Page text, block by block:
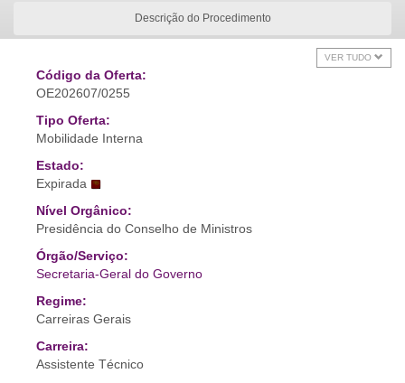
Descrição do Procedimento
VER TUDO
Código da Oferta:
OE202607/0255
Tipo Oferta:
Mobilidade Interna
Estado:
Expirada
Nível Orgânico:
Presidência do Conselho de Ministros
Órgão/Serviço:
Secretaria-Geral do Governo
Regime:
Carreiras Gerais
Carreira:
Assistente Técnico